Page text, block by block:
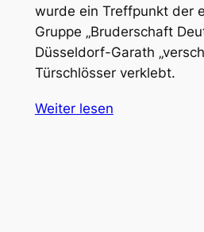
wurde ein Treffpunkt der
Gruppe „Bruderschaft
Düsseldorf-Garath
Türschlösser verklebt.
Weiter lesen